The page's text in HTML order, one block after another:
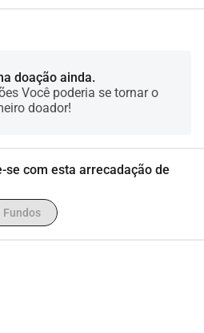
doação ainda.
Você poderia se tornar o
doador!
se com esta arrecadação de
Fundos